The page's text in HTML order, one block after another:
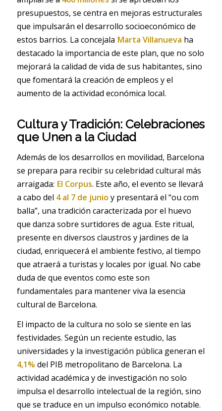
presupuestos, se centra en mejoras estructurales
que impulsarán el desarrollo socioeconómico de
estos barrios. La concejala Marta Villanueva ha
destacado la importancia de este plan, que no solo
mejorará la calidad de vida de sus habitantes, sino
que fomentará la creación de empleos y el
aumento de la actividad económica local.
Cultura y Tradición: Celebraciones
que Unen a la Ciudad
Además de los desarrollos en movilidad, Barcelona
se prepara para recibir su celebridad cultural más
arraigada: El Corpus. Este año, el evento se llevará
a cabo del 4 al 7 de junio y presentará el “ou com
balla”, una tradición caracterizada por el huevo
que danza sobre surtidores de agua. Este ritual,
presente en diversos claustros y jardines de la
ciudad, enriquecerá el ambiente festivo, al tiempo
que atraerá a turistas y locales por igual. No cabe
duda de que eventos como este son
fundamentales para mantener viva la esencia
cultural de Barcelona.
El impacto de la cultura no solo se siente en las
festividades. Según un reciente estudio, las
universidades y la investigación pública generan el
4,1% del PIB metropolitano de Barcelona. La
actividad académica y de investigación no solo
impulsa el desarrollo intelectual de la región, sino
que se traduce en un impulso económico notable.